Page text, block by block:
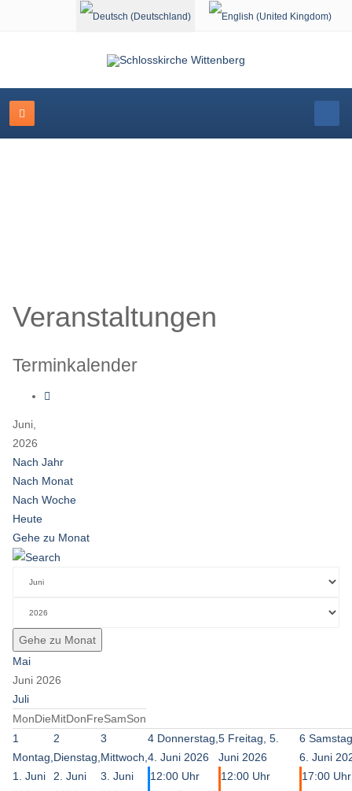
Sprache auswählen
Veranstaltungen
Terminkalender
Juni,
2026
Nach Jahr
Nach Monat
Nach Woche
Heute
Gehe zu Monat
Gehe zu Monat
Mai
Juni 2026
Juli
MonDieMitDonFreSamSon
1
Montag,
1. Juni
2
Dienstag,
2. Juni
3
Mittwoch,
3. Juni
4 Donnerstag,
4. Juni 2026
12:00 Uhr
5 Freitag, 5.
Juni 2026
12:00 Uhr
6
6. Juni
17:00 Uhr